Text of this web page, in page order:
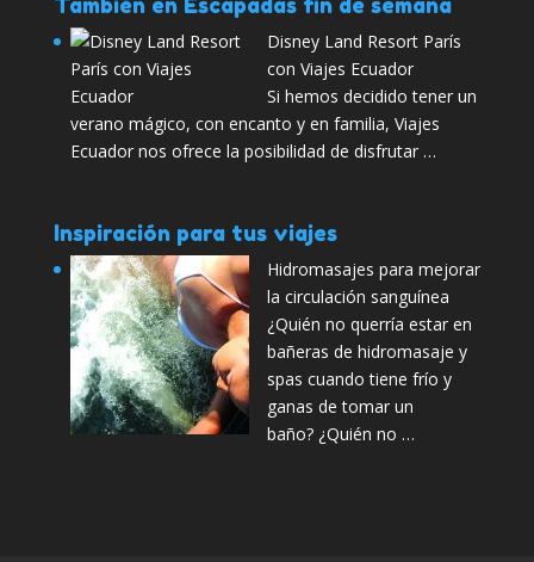
Disney Land Resort París
con Viajes Ecuador
Si hemos decidido tener un
verano mágico, con encanto y en familia, Viajes
Ecuador nos ofrece la posibilidad de disfrutar …
Inspiración para tus viajes
Hidromasajes para mejorar
la circulación sanguínea
¿Quién no querría estar en
bañeras de hidromasaje y
spas cuando tiene frío y
ganas de tomar un
baño? ¿Quién no …